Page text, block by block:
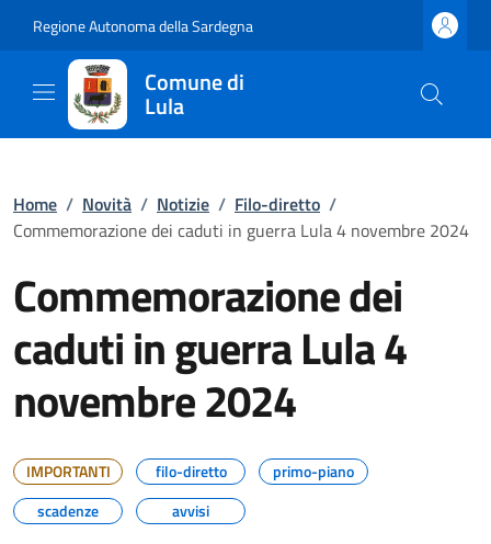
Regione Autonoma della Sardegna
Comune di
Lula
Home / Novità / Notizie / Filo-diretto /
Commemorazione dei caduti in guerra Lula 4 novembre 2024
Commemorazione dei
caduti in guerra Lula 4
novembre 2024
IMPORTANTI filo-diretto
primo-piano
scadenze
avvisi